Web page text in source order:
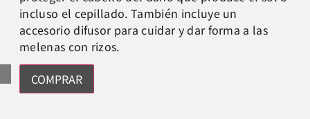
incluso el cepillado. También incluye un
accesorio difusor para cuidar y dar forma a las
melenas con rizos.
COMPRAR